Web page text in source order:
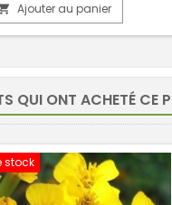
Ajouter au panier
QUI ONT ACHETÉ CE
stock